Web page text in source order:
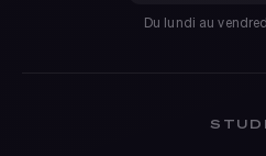
Du lundi au